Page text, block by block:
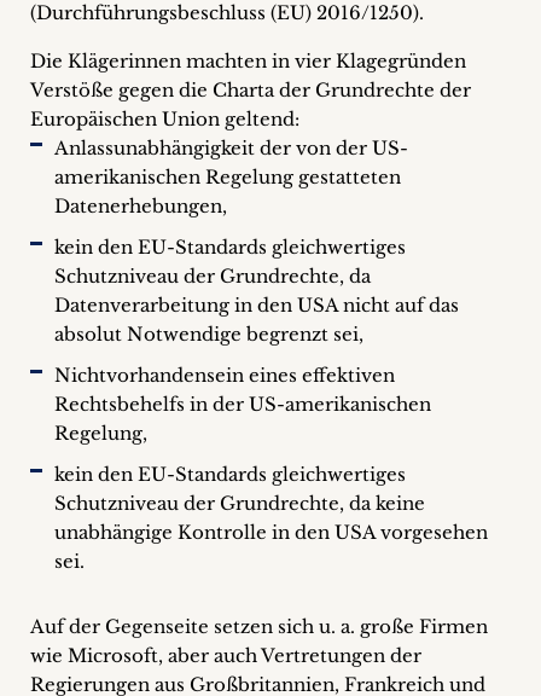
(Durchführungsbeschluss (EU) 2016/1250).
Die Klägerinnen machten in vier Klagegründen
Verstöße gegen die Charta der Grundrechte der
Europäischen Union geltend:
Anlassunabhängigkeit der von der US-
amerikanischen Regelung gestatteten
Datenerhebungen,
kein den EU-Standards gleichwertiges
Schutzniveau der Grundrechte, da
Datenverarbeitung in den USA nicht auf das
absolut Notwendige begrenzt sei,
Nichtvorhandensein eines effektiven
Rechtsbehelfs in der US-amerikanischen
Regelung,
kein den EU-Standards gleichwertiges
Schutzniveau der Grundrechte, da keine
unabhängige Kontrolle in den USA vorgesehen
sei.
Auf der Gegenseite setzen sich u. a. große Firmen
wie Microsoft, aber auch Vertretungen der
Regierungen aus Großbritannien, Frankreich und